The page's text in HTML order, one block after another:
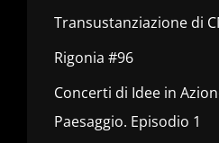
Transustanziazione di
Rigonia #96
Concerti di Idee in
Paesaggio. Episodio 1